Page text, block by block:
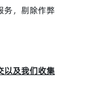
务，剔除作弊
以及我们收集